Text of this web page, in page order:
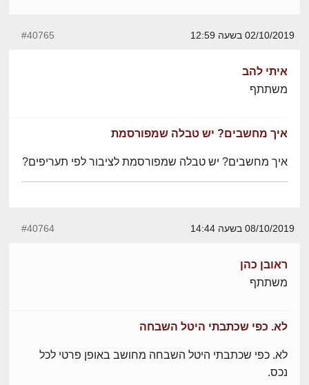
02/10/2019 בשעה 12:59 #40765
איתי להב
משתתף
איך מחשבים? יש טבלה שמפורסמת
איך מחשבים? יש טבלה שמפורסמת לציבור לפי תעריפים?
08/10/2019 בשעה 14:44 #40764
ראובן כהן
משתתף
לא. כפי שכתבתי היטל השבחה
לא. כפי שכתבתי היטל השבחה מחושב באופן פרטי לכל
נכס.